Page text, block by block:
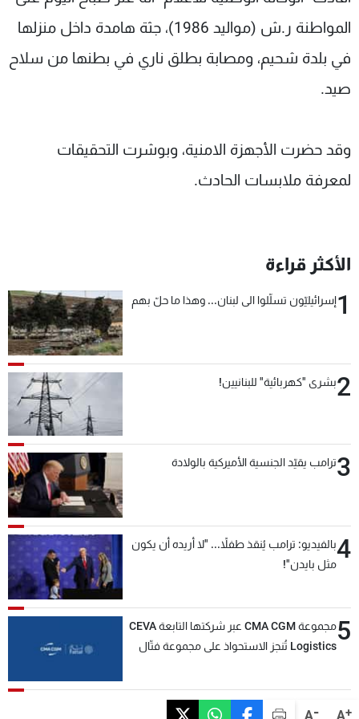
A+
A-
المواطنة ر.ش (مواليد 1986)، جثة هامدة داخل منزلها
في بلدة شحيم، ومصابة بطلق ناري في بطنها من سلاح
صيد.
وقد حضرت الأجهزة الامنية، وبوشرت التحقيقات
لمعرفة ملابسات الحادث.
الأكثر قراءة
1إسرائيليّون تسلّلوا الى لبنان... وهذا ما حلّ بهم
2بشرى "كهربائية" للبنانيين!
3ترامب يقيّد الجنسية الأميركية بالولادة
4بالفيديو: ترامب يُنقذ طفلاً... "لا أريده أن يكون
مثل بايدن"!
5
مجموعة CMA CGM عبر شركتها التابعة CEVA
Logistics تُنجز الاستحواذ على مجموعة فتّال
شاهد البرامج
الترددات
عن MTV
سياسة الخصوصية